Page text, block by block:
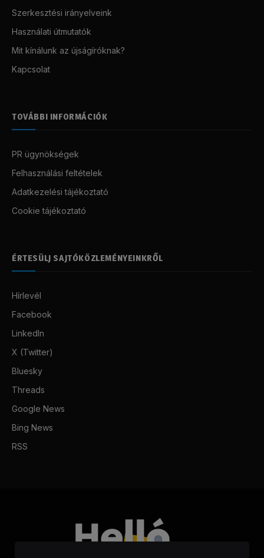
Szerkesztési irányelveink
Használati útmutatók
Mit kínálunk az újságíróknak?
Kapcsolat
TOVÁBBI INFORMÁCIÓK
PR ügynökségek
Felhasználási feltételek
Adatkezelési tájékoztató
Cookie tájékoztató
ÉRTESÜLJ SAJTÓKÖZLEMÉNYEINKRŐL
Hírlevél
Facebook
LinkedIn
X (Twitter)
Bluesky
Threads
Google News
Bing News
RSS